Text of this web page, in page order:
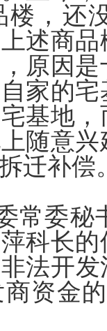
楼，还
述商
原因
家的
基地
随意
迁补偿
常委秘
科长
法开
资金